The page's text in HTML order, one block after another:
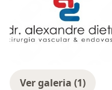
Ver galeria (1)